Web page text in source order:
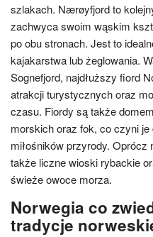
szlakach. Nærøyfjord to
zachwyca swoim wąskim
po obu stronach. Jest to
kajakarstwa lub żeglowania.
Sognefjord, najdłuższy fiord
atrakcji turystycznych oraz
czasu. Fiordy są także
morskich oraz fok, co czyni
miłośników przyrody.
także liczne wioski rybackie
świeże owoce morza.
Norwegia co
tradycje